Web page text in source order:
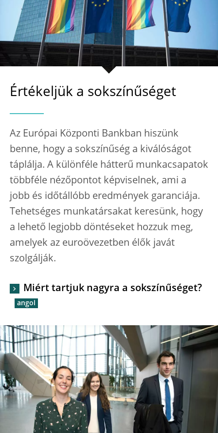
Értékeljük a sokszínűséget
Az Európai Központi Bankban hiszünk
benne, hogy a sokszínűség a kiválóságot
táplálja. A különféle hátterű munkacsapatok
többféle nézőpontot képviselnek, ami a
jobb és időtállóbb eredmények garanciája.
Tehetséges munkatársakat keresünk, hogy
a lehető legjobb döntéseket hozzuk meg,
amelyek az euroövezetben élők javát
szolgálják.
Miért tartjuk nagyra a sokszínűséget?